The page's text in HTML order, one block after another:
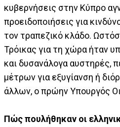
κυβερνήσεις στην Κύπρο
προειδοποιήσεις για
τον τραπεζικό κλάδο.
Τρόικας για τη χώρα ήταν
και δυσανάλογα αυστηρές,
μέτρων για εξυγίανση ή
άλλων, ο πρώην Yπουργός
Πώς πουλήθηκαν οι